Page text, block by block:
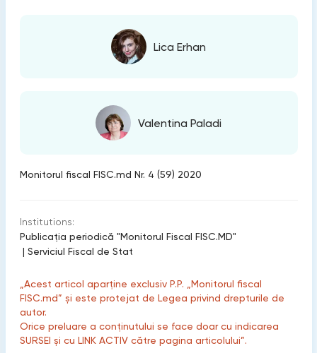
Lica Erhan
Valentina Paladi
Monitorul fiscal FISC.md Nr. 4 (59) 2020
Institutions:
Publicaţia periodică "Monitorul Fiscal FISC.MD"
| Serviciul Fiscal de Stat
„Acest articol aparține exclusiv P.P. „Monitorul fiscal
FISC.md” și este protejat de Legea privind drepturile de
autor.
Orice preluare a conținutului se face doar cu indicarea
SURSEI și cu LINK ACTIV către pagina articolului”.